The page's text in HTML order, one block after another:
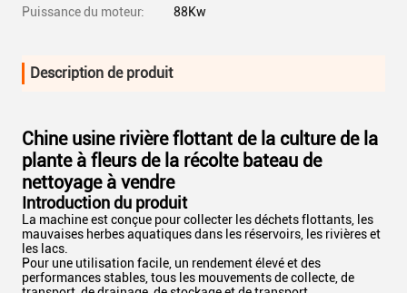
Puissance du moteur: 88Kw
Description de produit
Chine usine rivière flottant de la culture de la
plante à fleurs de la récolte bateau de
nettoyage à vendre
Introduction du produit
La machine est conçue pour collecter les déchets flottants, les
mauvaises herbes aquatiques dans les réservoirs, les rivières et
les lacs.
Pour une utilisation facile, un rendement élevé et des
performances stables, tous les mouvements de collecte, de